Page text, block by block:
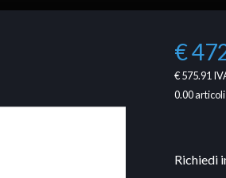
€
€ 575.91
0.00
Richiedi